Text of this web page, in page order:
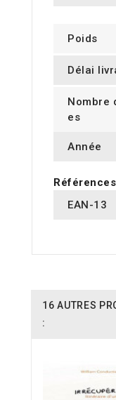
Poids
Délai
Nombre
es
Année
EAN-13
16 AUTRES
: